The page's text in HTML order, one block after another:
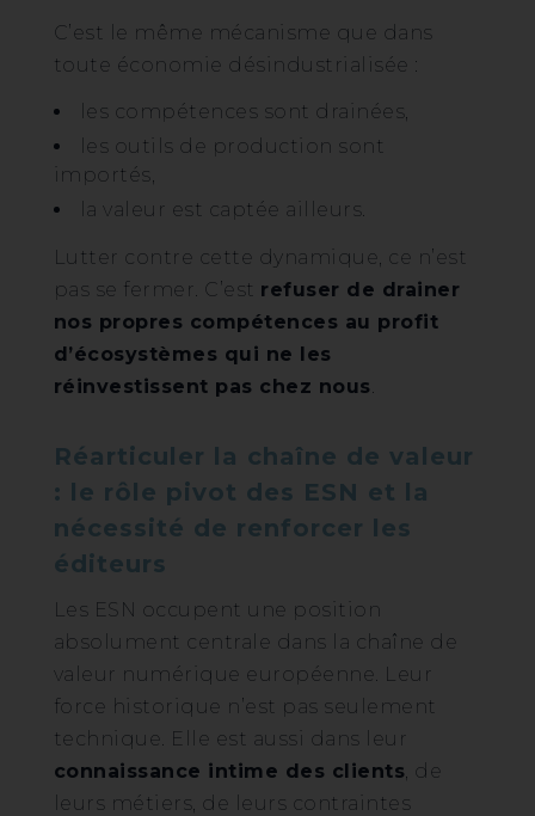
C’est le même mécanisme que dans
toute économie désindustrialisée :
les compétences sont drainées,
les outils de production sont
importés,
la valeur est captée ailleurs.
Lutter contre cette dynamique, ce n’est
pas se fermer. C’est refuser de drainer
nos propres compétences au profit
d’écosystèmes qui ne les
réinvestissent pas chez nous.
Réarticuler la chaîne de valeur
: le rôle pivot des ESN et la
nécessité de renforcer les
éditeurs
Les ESN occupent une position
absolument centrale dans la chaîne de
valeur numérique européenne. Leur
force historique n’est pas seulement
technique. Elle est aussi dans leur
connaissance intime des clients, de
leurs métiers, de leurs contraintes